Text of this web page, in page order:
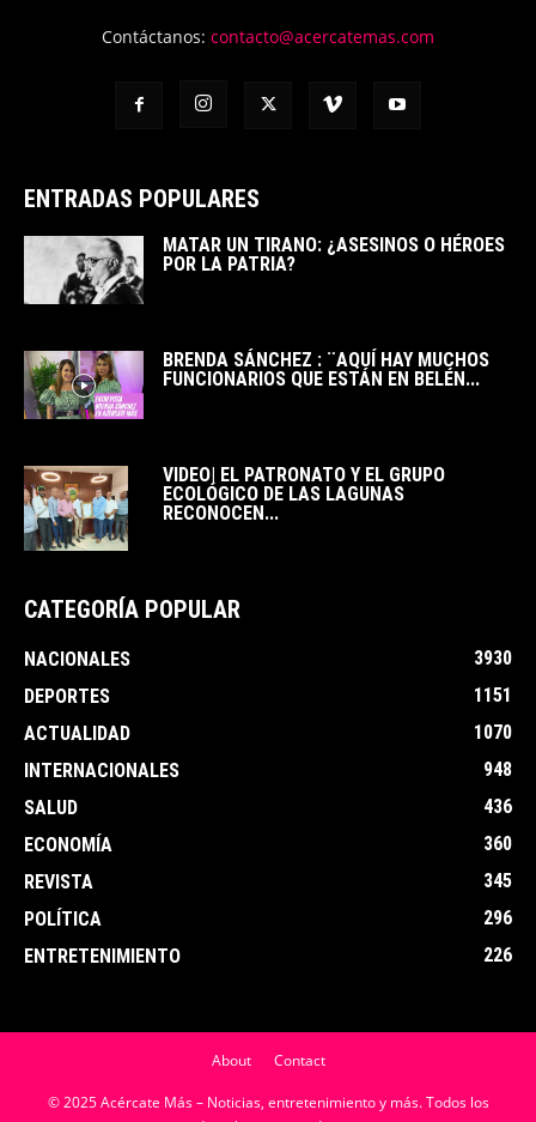
Contáctanos: contacto@acercatemas.com
ENTRADAS POPULARES
MATAR UN TIRANO: ¿ASESINOS O HÉROES
POR LA PATRIA?
BRENDA SÁNCHEZ : ¨AQUÍ HAY MUCHOS
FUNCIONARIOS QUE ESTÁN EN BELÉN...
VIDEO| EL PATRONATO Y EL GRUPO
ECOLÓGICO DE LAS LAGUNAS
RECONOCEN...
CATEGORÍA POPULAR
NACIONALES
3930
DEPORTES
1151
ACTUALIDAD
1070
INTERNACIONALES
948
SALUD
436
ECONOMÍA
360
REVISTA
345
POLÍTICA
296
ENTRETENIMIENTO
226
About Contact
© 2025 Acércate Más – Noticias, entretenimiento y más. Todos los